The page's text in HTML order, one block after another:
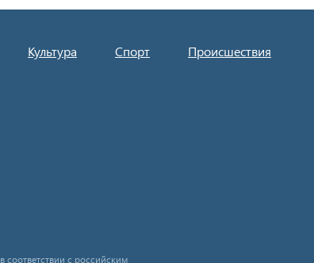
Культура Спорт Происшествия
с российским